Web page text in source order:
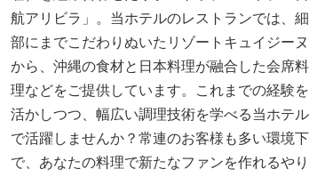
航アリビラ」。当ホテルのレストランでは、細
部にまでこだわりぬいたリゾートキュイジーヌ
から、沖縄の食材と日本料理が融合した会席料
理などをご提供しています。これまでの経験を
活かしつつ、幅広い調理技術を学べる当ホテル
で活躍しませんか？常連のお客様も多い環境下
で、あなたの料理で新たなファンを作れるやり